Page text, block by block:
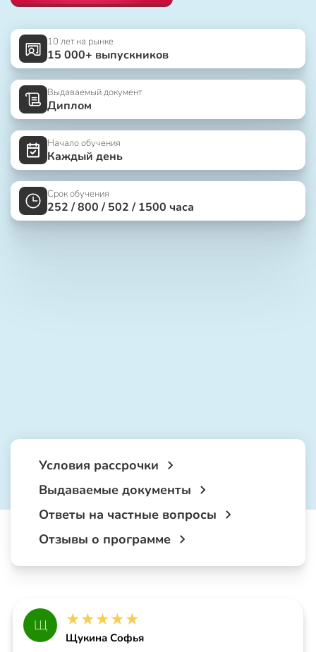
10 лет на рынке
15 000+ выпускников
Выдаваемый документ
Диплом
Начало обучения
Каждый день
Срок обучения
252 / 800 / 502 / 1500 часа
Условия рассрочки
Выдаваемые документы
Ответы на частные вопросы
Отзывы о программе
Щ ★★★★★
Щукина Софья